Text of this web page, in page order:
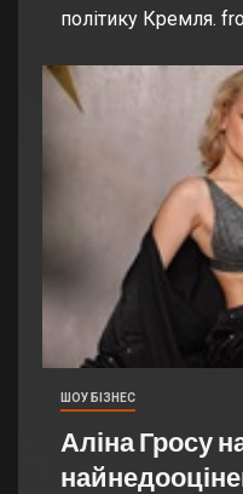
політику Кремля.
ШОУ БІЗНЕС
Аліна Гросу